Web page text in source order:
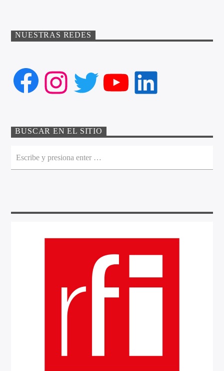
NUESTRAS REDES
Facebook
Instagram
Twitter
YouTube
LinkedIn
BUSCAR EN EL SITIO